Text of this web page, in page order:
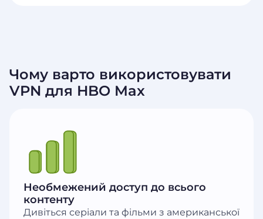
Чому варто використовувати
VPN для HBO Max
Необмежений доступ до всього
контенту
Дивіться серіали та фільми з американської